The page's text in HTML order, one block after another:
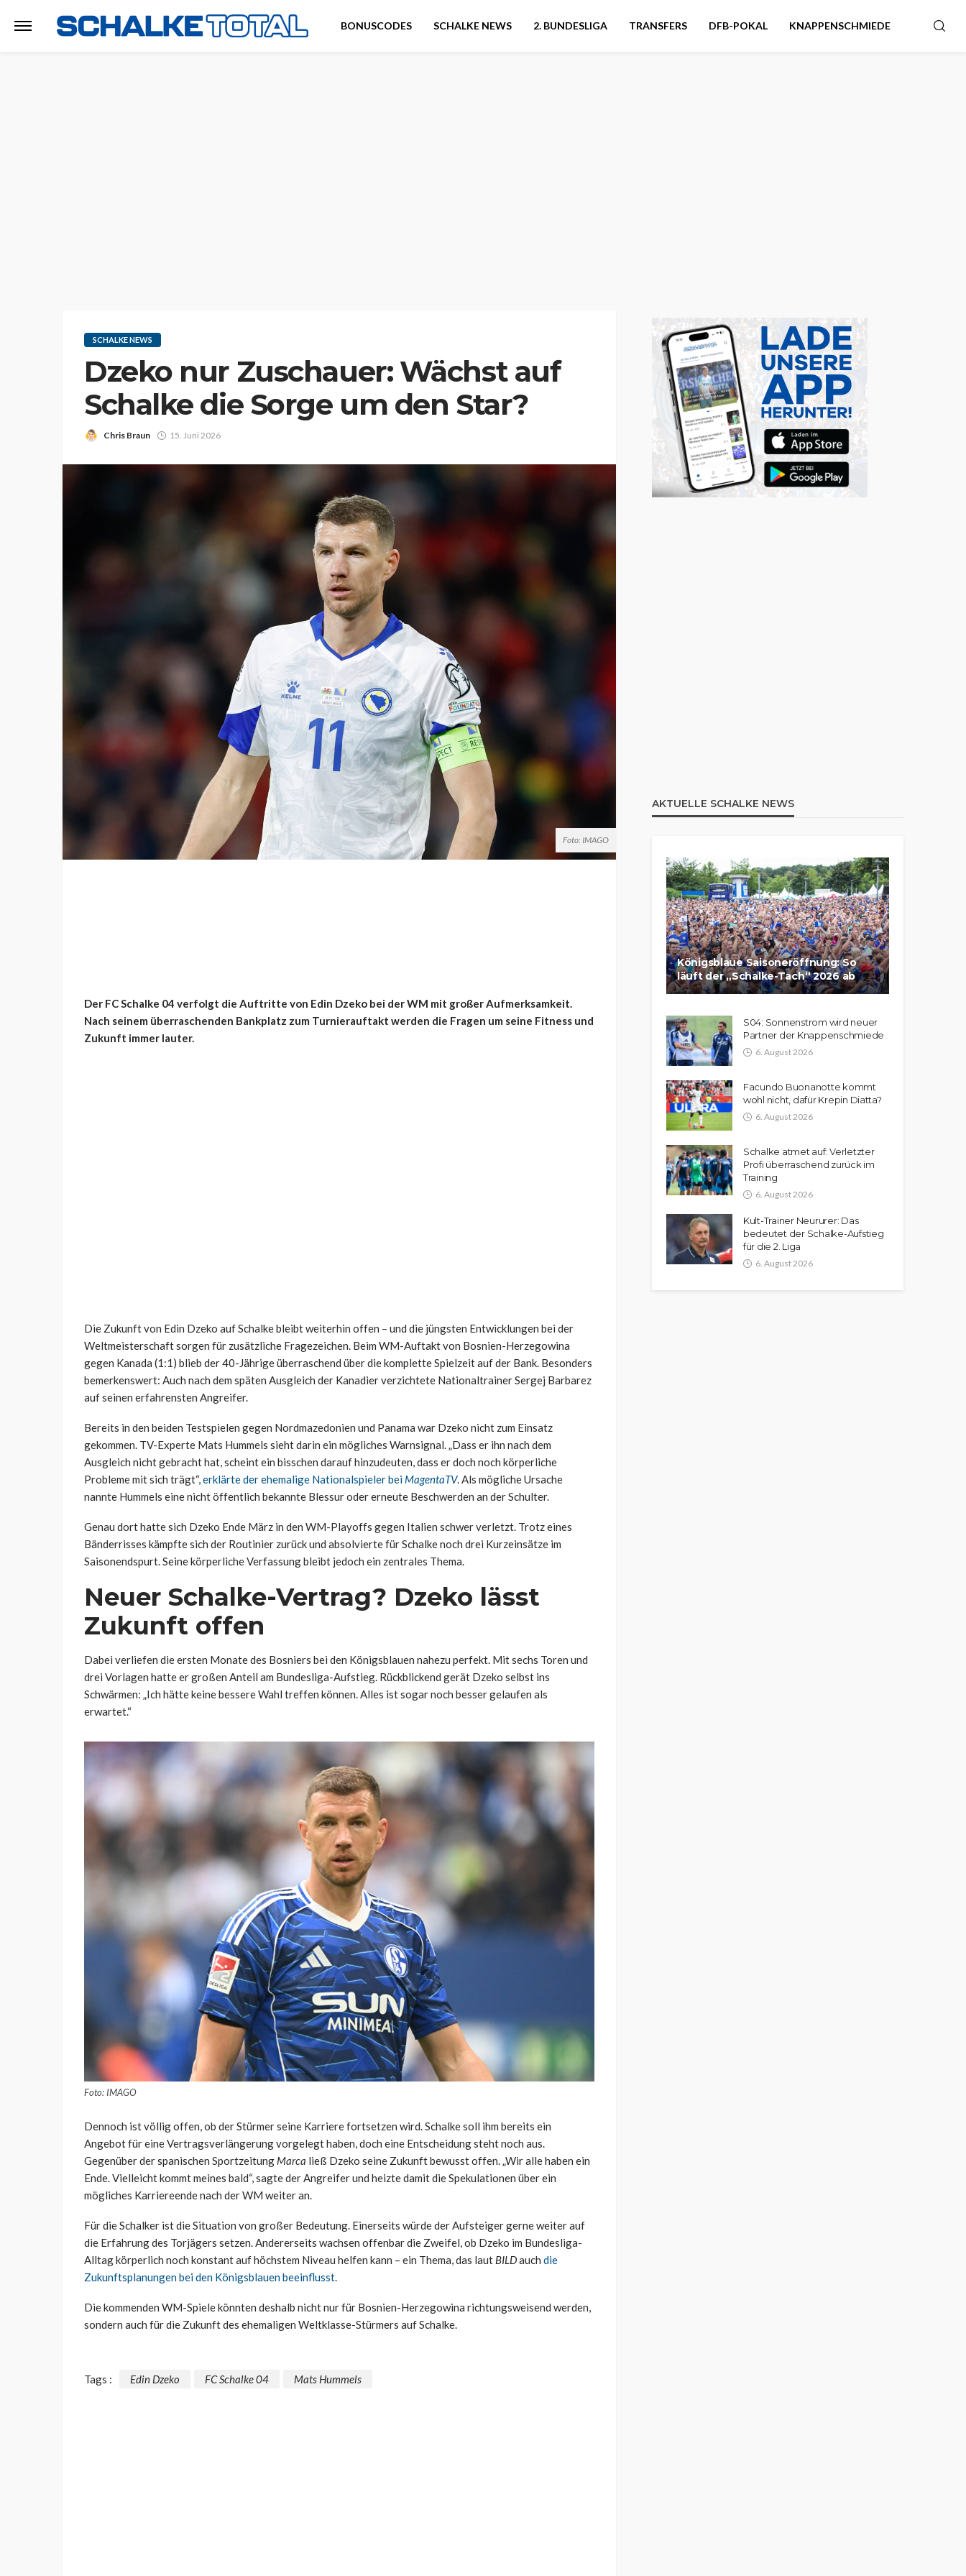
BONUSCODES SCHALKE NEWS 2. BUNDESLIGA TRANSFERS DFB-POKAL KNAPPENSCHMIEDE
SCHALKE NEWS
Dzeko nur Zuschauer: Wächst auf
Schalke die Sorge um den Star?
Chris Braun 15. Juni 2026
Foto: IMAGO
Der FC Schalke 04 verfolgt die Auftritte von Edin Dzeko bei der WM mit großer Aufmerksamkeit.
Nach seinem überraschenden Bankplatz zum Turnierauftakt werden die Fragen um seine Fitness und
Zukunft immer lauter.
Die Zukunft von Edin Dzeko auf Schalke bleibt weiterhin offen – und die jüngsten Entwicklungen bei der
Weltmeisterschaft sorgen für zusätzliche Fragezeichen. Beim WM-Auftakt von Bosnien-Herzegowina
gegen Kanada (1:1) blieb der 40-Jährige überraschend über die komplette Spielzeit auf der Bank. Besonders
bemerkenswert: Auch nach dem späten Ausgleich der Kanadier verzichtete Nationaltrainer Sergej Barbarez
auf seinen erfahrensten Angreifer.
Bereits in den beiden Testspielen gegen Nordmazedonien und Panama war Dzeko nicht zum Einsatz
gekommen. TV-Experte Mats Hummels sieht darin ein mögliches Warnsignal. „Dass er ihn nach dem
Ausgleich nicht gebracht hat, scheint ein bisschen darauf hinzudeuten, dass er doch noch körperliche
Probleme mit sich trägt“,erklärte der ehemalige Nationalspieler bei MagentaTV. Als mögliche Ursache
nannte Hummels eine nicht öffentlich bekannte Blessur oder erneute Beschwerden an der Schulter.
Genau dort hatte sich Dzeko Ende März in den WM-Playoffs gegen Italien schwer verletzt. Trotz eines
Bänderrisses kämpfte sich der Routinier zurück und absolvierte für Schalke noch drei Kurzeinsätze im
Saisonendspurt. Seine körperliche Verfassung bleibt jedoch ein zentrales Thema.
Neuer Schalke-Vertrag? Dzeko lässt
Zukunft offen
Dabei verliefen die ersten Monate des Bosniers bei den Königsblauen nahezu perfekt. Mit sechs Toren und
drei Vorlagen hatte er großen Anteil am Bundesliga-Aufstieg. Rückblickend gerät Dzeko selbst ins
Schwärmen: „Ich hätte keine bessere Wahl treffen können. Alles ist sogar noch besser gelaufen als
erwartet.“
Foto: IMAGO
Dennoch ist völlig offen, ob der Stürmer seine Karriere fortsetzen wird. Schalke soll ihm bereits ein
Angebot für eine Vertragsverlängerung vorgelegt haben, doch eine Entscheidung steht noch aus.
Gegenüber der spanischen Sportzeitung Marca ließ Dzeko seine Zukunft bewusst offen. „Wir alle haben ein
Ende. Vielleicht kommt meines bald“, sagte der Angreifer und heizte damit die Spekulationen über ein
mögliches Karriereende nach der WM weiter an.
Für die Schalker ist die Situation von großer Bedeutung. Einerseits würde der Aufsteiger gerne weiter auf
die Erfahrung des Torjägers setzen. Andererseits wachsen offenbar die Zweifel, ob Dzeko im Bundesliga-
Alltag körperlich noch konstant auf höchstem Niveau helfen kann – ein Thema, das laut BILDauch die
Zukunftsplanungen bei den Königsblauen beeinflusst.
Die kommenden WM-Spiele könnten deshalb nicht nur für Bosnien-Herzegowina richtungsweisend werden,
sondern auch für die Zukunft des ehemaligen Weltklasse-Stürmers auf Schalke.
Tags : Edin Dzeko FC Schalke 04 Mats Hummels
AKTUELLE SCHALKE NEWS
Königsblaue Saisoneröffnung: So
läuft der „Schalke-Tach“ 2026 ab
S04: Sonnenstrom wird neuer
Partner der Knappenschmiede
6. August 2026
Facundo Buonanotte kommt
wohl nicht, dafür Krepin Diatta?
6. August 2026
Schalke atmet auf: Verletzter
Profi überraschend zurück im
Training
6. August 2026
Kult-Trainer Neururer: Das
bedeutet der Schalke-Aufstieg
für die 2. Liga
6. August 2026